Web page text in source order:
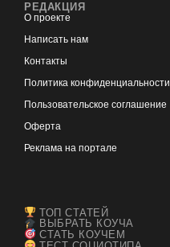
РЕДАКЦИЯ
О проекте
Написать нам
Контакты
Политика конфиденциальности
Пользовательское соглашение
Оферта
Реклама на портале
ТОП СТАТЕЙ
ВЫБРАТЬ КОУЧА
СТАТЬ КОУЧЕМ